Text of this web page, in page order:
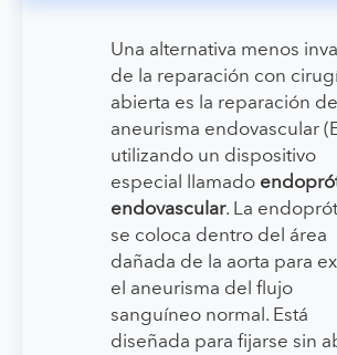
Una alternativa menos
de la reparación con
abierta es la reparación de
aneurisma endovascular
utilizando un dispositivo
especial llamado
endovascular. La
se coloca dentro del área
dañada de la aorta para
el aneurisma del flujo
sanguíneo normal. Está
diseñada para fijarse sin